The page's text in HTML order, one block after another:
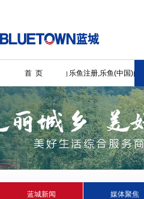
首 页 乐鱼注册,乐鱼(中国)
蓝城新闻 媒体聚焦